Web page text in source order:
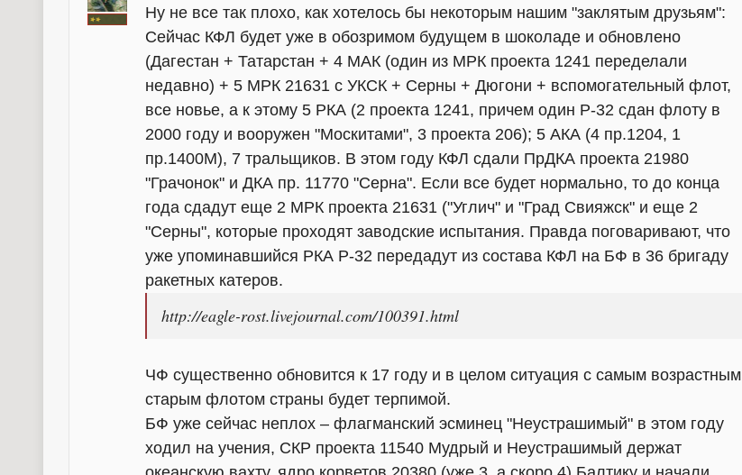
Ну не все так плохо, как хотелось бы некоторым нашим "заклятым друзьям":
Сейчас КФЛ будет уже в обозримом будущем в шоколаде и обновлено
(Дагестан + Татарстан + 4 МАК (один из МРК проекта 1241 переделали
недавно) + 5 МРК 21631 с УКСК + Серны + Дюгони + вспомогательный флот,
все новье, а к этому 5 РКА (2 проекта 1241, причем один Р-32 сдан флоту в
2000 году и вооружен "Москитами", 3 проекта 206); 5 АКА (4 пр.1204, 1
пр.1400М), 7 тральщиков. В этом году КФЛ сдали ПрДКА проекта 21980
"Грачонок" и ДКА пр. 11770 "Серна". Если все будет нормально, то до конца
года сдадут еще 2 МРК проекта 21631 ("Углич" и "Град Свияжск" и еще 2
"Серны", которые проходят заводские испытания. Правда поговаривают, что
уже упоминавшийся РКА Р-32 передадут из состава КФЛ на БФ в 36 бригаду
ракетных катеров.
http://eagle-rost.livejournal.com/100391.html
ЧФ существенно обновится к 17 году и в целом ситуация с самым возрастным
старым флотом страны будет терпимой.
БФ уже сейчас неплох – флагманский эсминец "Неустрашимый" в этом году
ходил на учения, СКР проекта 11540 Мудрый и Неустрашимый держат